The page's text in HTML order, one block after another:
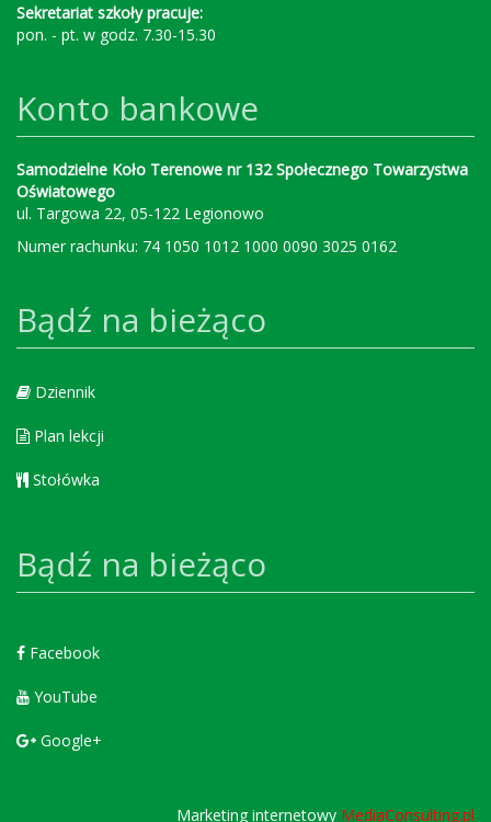
Sekretariat szkoły pracuje:
pon. - pt. w godz. 7.30-15.30
Konto bankowe
Samodzielne Koło Terenowe nr 132 Społecznego Towarzystwa
Oświatowego
ul. Targowa 22, 05-122 Legionowo
Numer rachunku: 74 1050 1012 1000 0090 3025 0162
Bądź na bieżąco
Dziennik
Plan lekcji
Stołówka
Bądź na bieżąco
Facebook
YouTube
Google+
Marketing internetowy MediaConsulting.pl